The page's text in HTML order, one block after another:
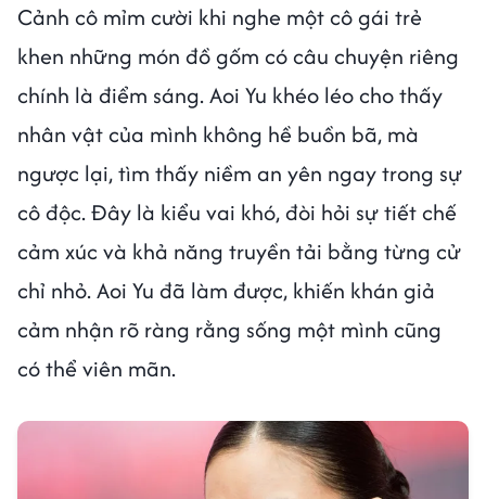
Cảnh cô mỉm cười khi nghe một cô gái trẻ
khen những món đồ gốm có câu chuyện riêng
chính là điểm sáng. Aoi Yu khéo léo cho thấy
nhân vật của mình không hề buồn bã, mà
ngược lại, tìm thấy niềm an yên ngay trong sự
cô độc. Đây là kiểu vai khó, đòi hỏi sự tiết chế
cảm xúc và khả năng truyền tải bằng từng cử
chỉ nhỏ. Aoi Yu đã làm được, khiến khán giả
cảm nhận rõ ràng rằng sống một mình cũng
có thể viên mãn.